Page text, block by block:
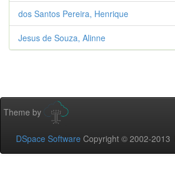
dos Santos Pereira, Henrique
Jesus de Souza, Alinne
Theme by
DSpace Software Copyright © 2002-2013